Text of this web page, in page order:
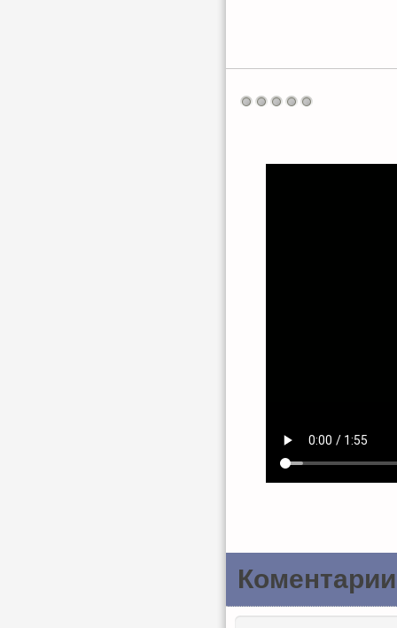
Коментарии